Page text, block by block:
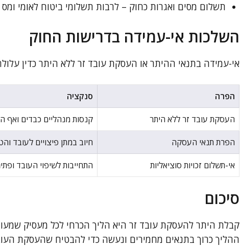
תשלום מסים ואגרות כחוק – לרבות תשלומי ביטוח לאומי
השלכות אי-עמידה בדרישות החוק
אי-עמידה בתנאי ההיתר או העסקת עובד זר ללא היתר כדין
הפרה סנקציה
העסקת עובד זר ללא היתר קנסות מנהליים כבדים ואף
הפרת תנאי העסקה חיוב במתן פיצויים לעובד
אי-תשלום זכויות סוציאליות התחייבות לשיפוי העובד
סיכום
קבלת היתר להעסקת עובד זר היא הליך הכרחי לכל מעסיק
ההליך כרוך בתנאים מחמירים ונעשה כדי להבטיח שהעסקת